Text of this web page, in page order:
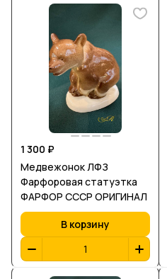
Конец XIX-XX века.
Клеймо.В-23 см.
1 300 ₽
Медвежонок ЛФЗ
Фарфоровая статуэтка
ФАРФОР СССР ОРИГИНАЛ
В корзину